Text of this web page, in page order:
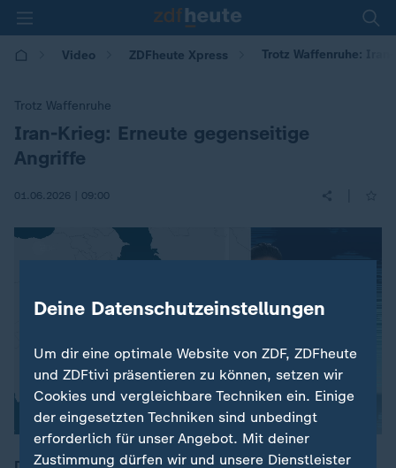
Video ZDFheute Xpress Trotz Waffenruhe:
Trotz Waffenruhe
:
Iran-Krieg: Erneute gegenseitige
Angriffe
01.06.2026 | 09:00
Deine Datenschutzeinstellungen
Um dir eine optimale Website von ZDF, ZDFheute
und ZDFtivi präsentieren zu können, setzen wir
Cookies und vergleichbare Techniken ein. Einige
der eingesetzten Techniken sind unbedingt
erforderlich für unser Angebot. Mit deiner
Zustimmung dürfen wir und unsere Dienstleister